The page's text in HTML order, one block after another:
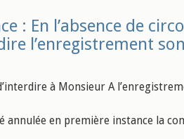
: En l’absence de
l’enregistrement
à Monsieur A
annulée en première instance la